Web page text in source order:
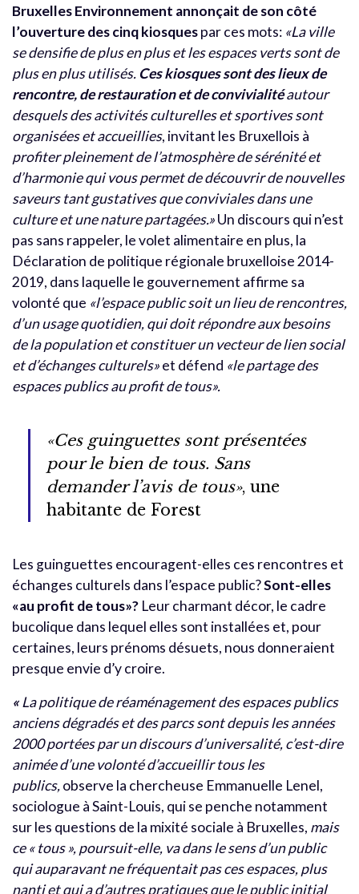
Bruxelles Environnement annonçait de son côté
l’ouverture des cinq kiosquespar ces mots: «La ville
se densifie de plus en plus et les espaces verts sont de
plus en plus utilisés.Ces kiosques sont des lieux de
rencontre, de restauration et de convivialitéautour
desquels des activités culturelles et sportives sont
organisées et accueillies, invitant les Bruxellois à
profiter pleinement de l’atmosphère de sérénité et
d’harmonie qui vous permet de découvrir de nouvelles
saveurs tant gustatives que conviviales dans une
culture et une nature partagées.»Un discours qui n’est
pas sans rappeler, le volet alimentaire en plus, la
Déclaration de politique régionale bruxelloise 2014-
2019, dans laquelle le gouvernement affirme sa
volonté que «l’espace public soit un lieu de rencontres,
d’un usage quotidien, qui doit répondre aux besoins
de la population et constituer un vecteur de lien social
et d’échanges culturels»et défend «le partage des
espaces publics au profit de tous».
«Ces guinguettes sont présentées
pour le bien de tous. Sans
demander l’avis de tous», une
habitante de Forest
Les guinguettes encouragent-elles ces rencontres et
échanges culturels dans l’espace public?Sont-elles
«au profit de tous»? Leur charmant décor, le cadre
bucolique dans lequel elles sont installées et, pour
certaines, leurs prénoms désuets, nous donneraient
presque envie d’y croire.
«La politique de réaménagement des espaces publics
anciens dégradés et des parcs sont depuis les années
2000 portées par un discours d’universalité, c’est-dire
animée d’une volonté d’accueillir tous les
publics,observe la chercheuse Emmanuelle Lenel,
sociologue à Saint-Louis, qui se penche notamment
sur les questions de la mixité sociale à Bruxelles, mais
ce « tous », poursuit-elle, va dans le sens d’un public
qui auparavant ne fréquentait pas ces espaces, plus
nanti et qui a d’autres pratiques que le public initial